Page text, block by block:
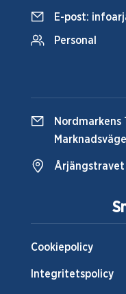
Cookiepolicy
Integritetspolicy
E-post:
Personal
Nordmarkens
Årjängstravet